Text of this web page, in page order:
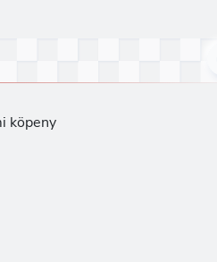
köpeny